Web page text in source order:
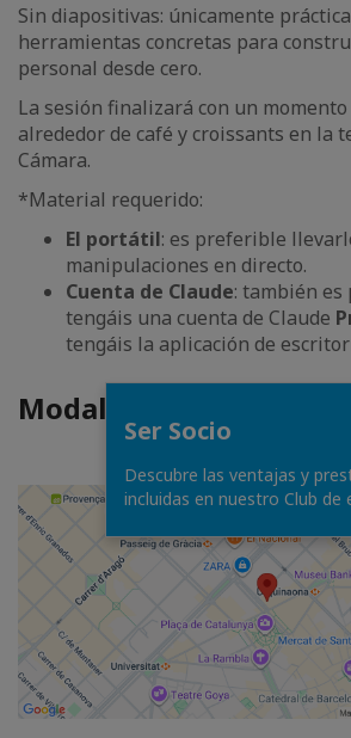
Sin diapositivas: únicamente
herramientas concretas para
personal desde cero.
La sesión finalizará con un
alrededor de café y croissants en la
Cámara.
*Material requerido:
El portátil: es preferible
manipulaciones en directo.
Cuenta de Claude: también
tengáis una cuenta de Claude
tengáis la aplicación de
Modalités d'accès
Ser Socio
Descubre las ventajas y
incluidas en nuestro Club de